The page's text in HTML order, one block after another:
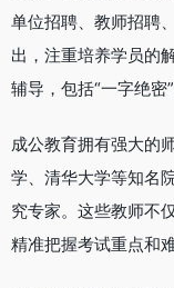
单位招聘、教师招聘
出，注重培养学员的
辅导，包括“一字绝密
成公教育拥有强大的
学、清华大学等知名
究专家。这些教师不
精准把握考试重点和